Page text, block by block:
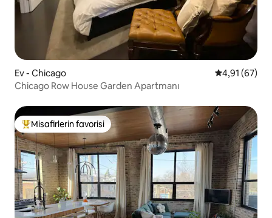
Ev - Chicago 5 üzerinden
4,91 (67)
Chicago Row House Garden Apartmanı
Misafirlerin favorilerinden en beğenilenler arasında
Misafirlerin favorisi